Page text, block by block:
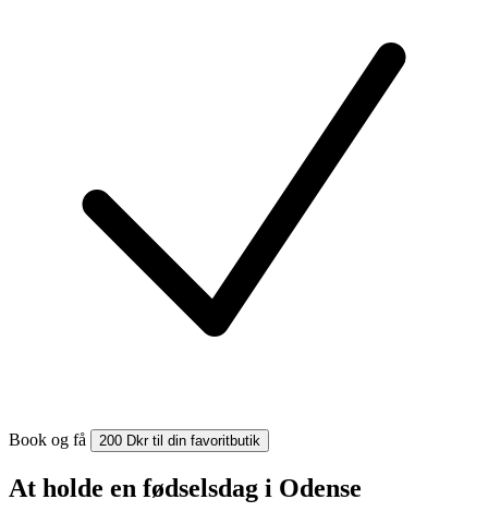
Book og få 200 Dkr til din favoritbutik
At holde en fødselsdag i Odense